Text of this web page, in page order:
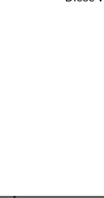
interessieren:
wen ist sie